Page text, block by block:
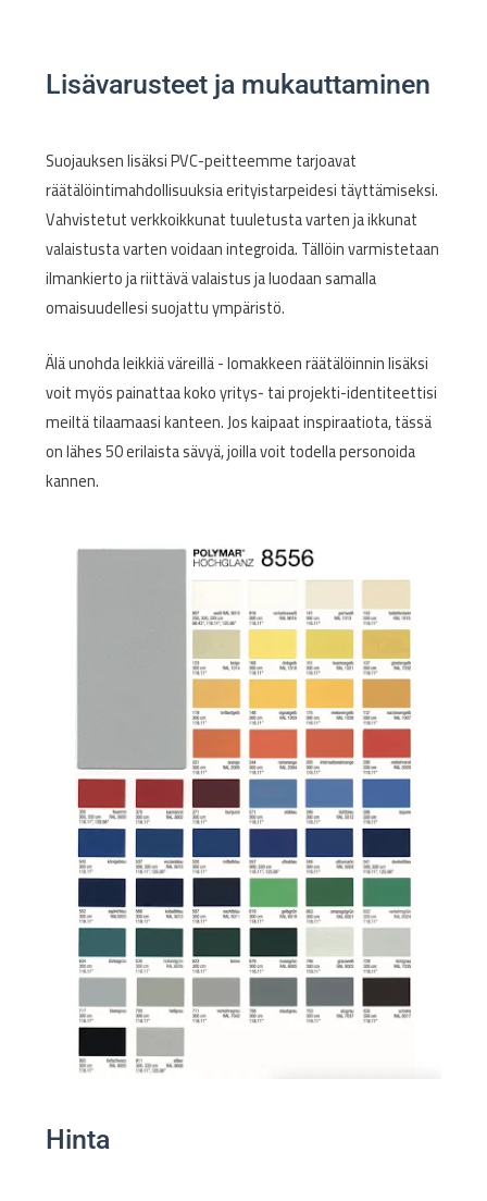
Lisävarusteet ja mukauttaminen
Suojauksen lisäksi PVC-peitteemme tarjoavat
räätälöintimahdollisuuksia erityistarpeidesi täyttämiseksi.
Vahvistetut verkkoikkunat tuuletusta varten ja ikkunat
valaistusta varten voidaan integroida. Tällöin varmistetaan
ilmankierto ja riittävä valaistus ja luodaan samalla
omaisuudellesi suojattu ympäristö.
Älä unohda leikkiä väreillä - lomakkeen räätälöinnin lisäksi
voit myös painattaa koko yritys- tai projekti-identiteettisi
meiltä tilaamaasi kanteen. Jos kaipaat inspiraatiota, tässä
on lähes 50 erilaista sävyä, joilla voit todella personoida
kannen.
Hinta